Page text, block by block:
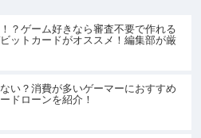
？ゲーム好きなら審査不要で作れる
ットカードがオススメ！編集部が厳
い？消費が多いゲーマーにおすすめ
ドローンを紹介！